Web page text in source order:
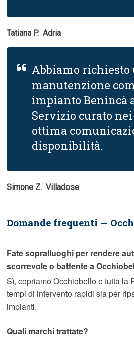
Tatiana P.  Adria
Abbiamo richiesto
manutenzione
impianto Benincà
Servizio curato
ottima
disponibilità.
Simone Z.  Villadose
Domande frequenti —
Fate sopralluoghi per rendere
scorrevole o battente a
Sì, copriamo Occhiobello e tutta la
tempi di intervento rapidi sia per
impianti.
Quali marchi trattate?